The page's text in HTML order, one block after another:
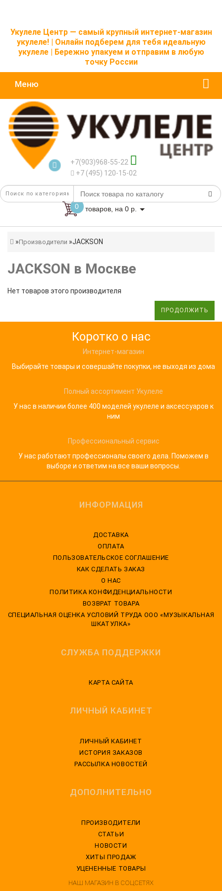
Укулеле Центр — самый крупный интернет-магазин
укулеле! | Онлайн подберем для тебя идеальную
укулеле | Бережно упакуем и отправим в любую
точку России
Меню
+7(903)968-55-22
+7 (495) 120-15-02
0 товаров, на 0 р.
Производители JACKSON
JACKSON в Москве
Нет товаров этого производителя
ПРОДОЛЖИТЬ
Коротко о нас
Интернет-магазин
Выбирайте товары и совершайте покупки, не выходя из дома
Полный ассортимент Укулеле
У нас в наличии более 400 моделей укулеле и аксессуаров к
ним
Профессиональный сервис
У нас работают профессионалы своего дела. Поможем в
выборе и ответим на все ваши вопросы.
ИНФОРМАЦИЯ
ДОСТАВКА
ОПЛАТА
ПОЛЬЗОВАТЕЛЬСКОЕ СОГЛАШЕНИЕ
КАК СДЕЛАТЬ ЗАКАЗ
О НАС
ПОЛИТИКА КОНФИДЕНЦИАЛЬНОСТИ
ВОЗВРАТ ТОВАРА
CПЕЦИАЛЬНАЯ ОЦЕНКА УСЛОВИЙ ТРУДА ООО «МУЗЫКАЛЬНАЯ
ШКАТУЛКА»
СЛУЖБА ПОДДЕРЖКИ
КАРТА САЙТА
ЛИЧНЫЙ КАБИНЕТ
ЛИЧНЫЙ КАБИНЕТ
ИСТОРИЯ ЗАКАЗОВ
РАССЫЛКА НОВОСТЕЙ
ДОПОЛНИТЕЛЬНО
ПРОИЗВОДИТЕЛИ
СТАТЬИ
НОВОСТИ
ХИТЫ ПРОДАЖ
УЦЕНЕННЫЕ ТОВАРЫ
НАШ МАГАЗИН В СОЦСЕТЯХ